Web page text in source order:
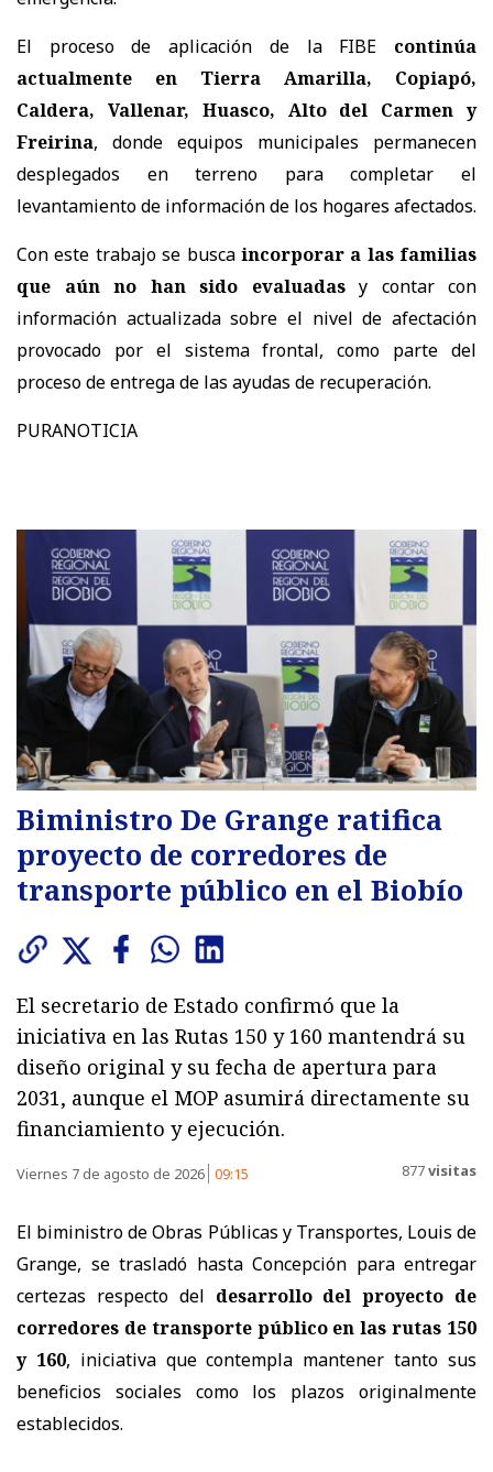
El proceso de aplicación de la FIBE continúa
actualmente en Tierra Amarilla, Copiapó,
Caldera, Vallenar, Huasco, Alto del Carmen y
Freirina, donde equipos municipales permanecen
desplegados en terreno para completar el
levantamiento de información de los hogares afectados.
Con este trabajo se busca incorporar a las familias
que aún no han sido evaluadasy contar con
información actualizada sobre el nivel de afectación
provocado por el sistema frontal, como parte del
proceso de entrega de las ayudas de recuperación.
PURANOTICIA
Biministro De Grange ratifica
proyecto de corredores de
transporte público en el Biobío
El secretario de Estado confirmó que la
iniciativa en las Rutas 150 y 160 mantendrá su
diseño original y su fecha de apertura para
2031, aunque el MOP asumirá directamente su
financiamiento y ejecución.
Viernes 7 de agosto de 2026 09:15 877visitas
El biministro de Obras Públicas y Transportes, Louis de
Grange, se trasladó hasta Concepción para entregar
certezas respecto del desarrollo del proyecto de
corredores de transporte público en las rutas 150
y 160, iniciativa que contempla mantener tanto sus
beneficios sociales como los plazos originalmente
establecidos.